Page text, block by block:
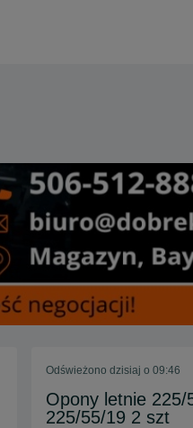
Odświeżono dzisiaj o 09:46
Opony letnie
225/55/19 2 szt